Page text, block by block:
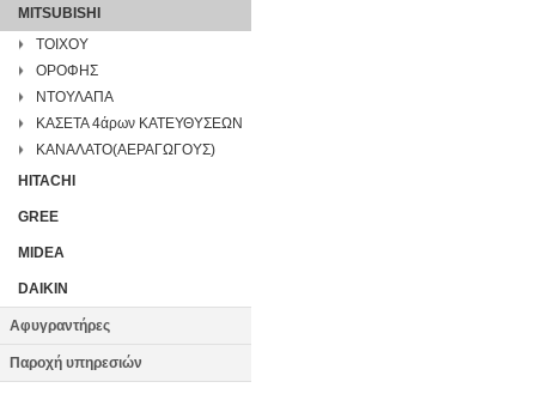
MITSUBISHI
ΤΟΙΧΟΥ
ΟΡΟΦΗΣ
ΝΤΟΥΛΑΠΑ
ΚΑΣΕΤΑ 4άρων ΚΑΤΕΥΘΥΣΕΩΝ
ΚΑΝΑΛΑΤΟ(ΑΕΡΑΓΩΓΟΥΣ)
HITACHI
GREE
MIDEA
DAIKIN
Αφυγραντήρες
Παροχή υπηρεσιών